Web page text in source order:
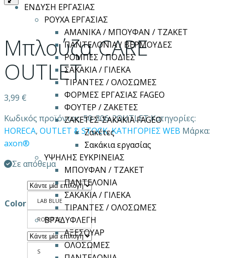
ΕΝΔΥΣΗ ΕΡΓΑΣΙΑΣ
ΡΟΥΧΑ ΕΡΓΑΣΙΑΣ
ΑΜΑΝΙΚΑ / ΜΠΟΥΦΑΝ / ΤΖΑΚΕΤ
ΠΑΝΤΕΛΟΝΙΑ / ΒΕΡΜΟΥΔΕΣ
ΡΟΜΠΕΣ / ΠΟΔΙΕΣ
ΣΑΚΑΚΙΑ / ΓΙΛΕΚΑ
ΤΙΡΑΝΤΕΣ / ΟΛΟΣΩΜΕΣ
ΦΟΡΜΕΣ ΕΡΓΑΣΙΑΣ FAGEO
ΦΟΥΤΕΡ / ΖΑΚΕΤΕΣ
ΖΑΚΕΤΕΣ-ΣΑΚΑΚΙΑ FAGEO
Ζακέτες
Σακάκια εργασίας
ΥΨΗΛΗΣ ΕΥΚΡΙΝΕΙΑΣ
ΜΠΟΥΦΑΝ / ΤΖΑΚΕΤ
ΠΑΝΤΕΛΟΝΙΑ
ΣΑΚΑΚΙΑ / ΓΙΛΕΚΑ
ΤΙΡΑΝΤΕΣ / ΟΛΟΣΩΜΕΣ
ΒΡΑΔΥΦΛΕΓΗ
ΑΞΕΣΟΥΑΡ
ΟΛΟΣΩΜΕΣ
Μπλούζα CARE
OUTLET
3,99 €
Κωδικός προϊόντος:50-306-2OUTLET Κατηγορίες:
HORECA, OUTLET & STOCK,ΚΑΤΗΓΟΡΙΕΣ WEB Μάρκα:
axon®
Σε απόθεμα
Color LAB BLUE
ROSETTE
S